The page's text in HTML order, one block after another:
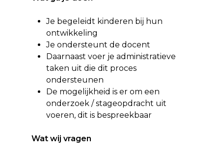
Je begeleidt kinderen bij hun
ontwikkeling
Je ondersteunt de docent
Daarnaast voer je administratieve
taken uit die dit proces
ondersteunen
De mogelijkheid is er om een
onderzoek / stageopdracht uit
voeren, dit is bespreekbaar
Wat wij vragen